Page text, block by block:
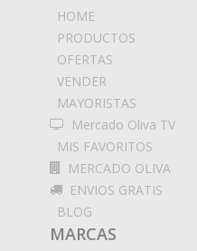
HOME
PRODUCTOS
OFERTAS
VENDER
MAYORISTAS
Mercado Oliva TV
MIS FAVORITOS
MERCADO OLIVA
ENVIOS GRATIS
BLOG
MARCAS